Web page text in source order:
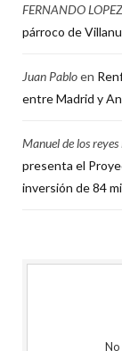
FERNANDO
párroco de
Juan Pabloen
entre Madrid y
Manuel de los
presenta el
inversión de 84